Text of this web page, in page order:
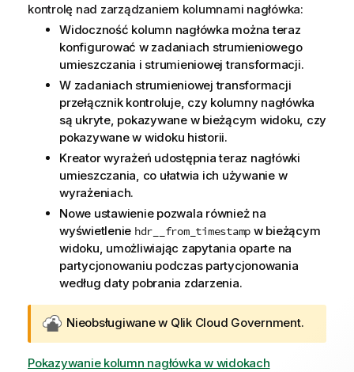
kontrolę nad zarządzaniem kolumnami nagłówka:
Widoczność kolumn nagłówka można teraz
konfigurować w zadaniach strumieniowego
umieszczania i strumieniowej transformacji.
W zadaniach strumieniowej transformacji
przełącznik kontroluje, czy kolumny nagłówka
są ukryte, pokazywane w bieżącym widoku, czy
pokazywane w widoku historii.
Kreator wyrażeń udostępnia teraz nagłówki
umieszczania, co ułatwia ich używanie w
wyrażeniach.
Nowe ustawienie pozwala również na
wyświetlenie hdr__from_timestamp w bieżącym
widoku, umożliwiając zapytania oparte na
partycjonowaniu podczas partycjonowania
według daty pobrania zdarzenia.
Nieobsługiwane w Qlik Cloud Government.
Pokazywanie kolumn nagłówka w widokach